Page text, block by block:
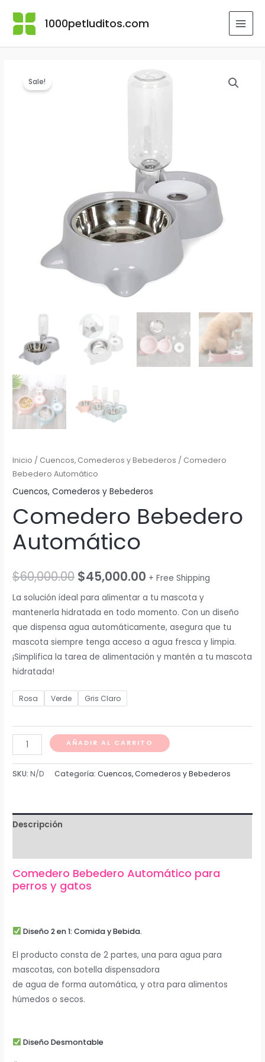
contenido
1000petluditos.com
Sale!
Inicio / Cuencos, Comederos y Bebederos / Comedero
Bebedero Automático
Cuencos, Comederos y Bebederos
Comedero Bebedero
Automático
$60,000.00 $45,000.00 + Free Shipping
La solución ideal para alimentar a tu mascota y
mantenerla hidratada en todo momento. Con un diseño
que dispensa agua automáticamente, asegura que tu
mascota siempre tenga acceso a agua fresca y limpia.
¡Simplifica la tarea de alimentación y mantén a tu mascota
hidratada!
Rosa Verde Gris Claro
Comedero
Bebedero
Automático
AÑADIR AL CARRITO
SKU:N/D Categoría:Cuencos, Comederos y Bebederos
Descripción
Comedero Bebedero Automático para
perros y gatos
Diseño 2 en 1: Comida y Bebida.
El producto consta de 2 partes, una para agua para
mascotas, con botella dispensadora
de agua de forma automática, y otra para alimentos
húmedos o secos.
Diseño Desmontable